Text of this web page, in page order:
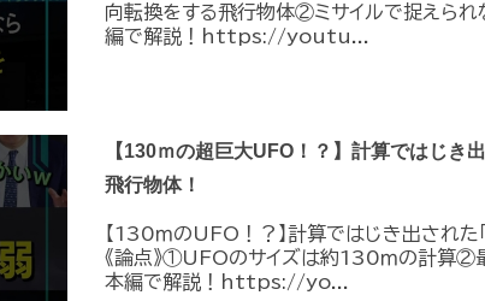
向転換をする飛行物体②ミサイルで捉えら
編で解説！https://youtu...
【130ｍの超巨大UFO！？】計算ではじき
飛行物体！
【130ｍのUFO！？】計算ではじき出された
《論点》①UFOのサイズは約130ｍの計算
本編で解説！https://yo...